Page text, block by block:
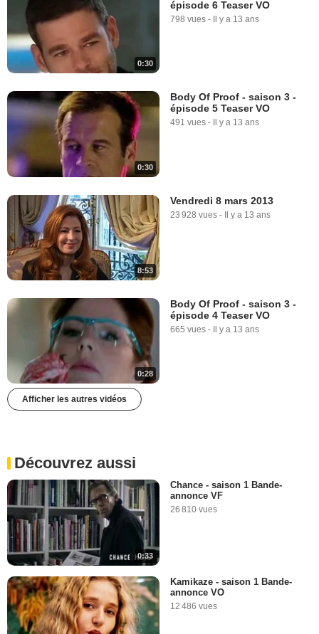
0:30
épisode 6 Teaser VO
798 vues - Il y a 13 ans
0:30
Body Of Proof - saison 3 -
épisode 5 Teaser VO
491 vues - Il y a 13 ans
8:53
Vendredi 8 mars 2013
23 928 vues - Il y a 13 ans
0:28
Body Of Proof - saison 3 -
épisode 4 Teaser VO
665 vues - Il y a 13 ans
Afficher les autres vidéos
Découvrez aussi
0:33
Chance - saison 1 Bande-
annonce VF
26 810 vues
Kamikaze - saison 1 Bande-
annonce VO
12 486 vues